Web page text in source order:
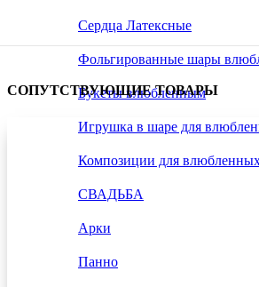
Сердца Латексные
Фольгированные шары
Букеты влюбленным
Игрушка в шаре для
Композиции для
СВАДЬБА
Арки
Панно
СОПУТСТВУЮЩИЕ ТОВАРЫ